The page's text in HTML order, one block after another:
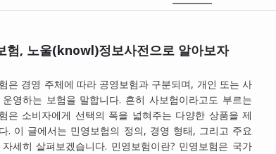
험, 노울(knowl)정보사전으로 알아보자
은 경영 주체에 따라 공영보험과 구분되며, 개인 또는 사
영하는 보험을 말합니다. 흔히 사보험이라고도 부르는
은 소비자에게 선택의 폭을 넓혀주는 다양한 상품을 제
. 이 글에서는 민영보험의 정의, 경영 형태, 그리고 주요
세히 살펴보겠습니다. 민영보험이란? 민영보험은 국가